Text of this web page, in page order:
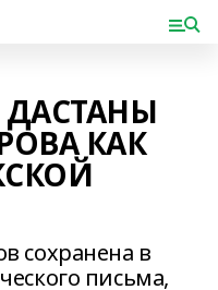
КАК
сохранена в
письма,